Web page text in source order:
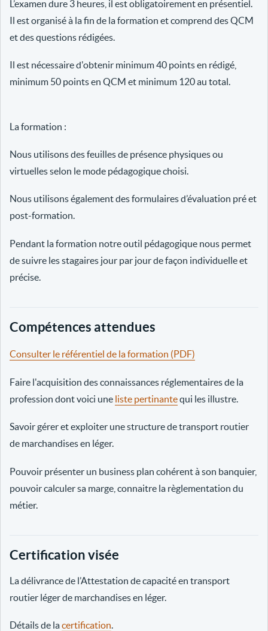
L’examen dure 3 heures, il est obligatoirement en présentiel.
Il est organisé à la fin de la formation et comprend des QCM
et des questions rédigées.
Il est nécessaire d'obtenir minimum 40 points en rédigé,
minimum 50 points en QCM et minimum 120 au total.
La formation :
Nous utilisons des feuilles de présence physiques ou
virtuelles selon le mode pédagogique choisi.
Nous utilisons également des formulaires d’évaluation pré et
post-formation.
Pendant la formation notre outil pédagogique nous permet
de suivre les stagaires jour par jour de façon individuelle et
précise.
Compétences attendues
Consulter le référentiel de la formation (PDF)
Faire l'acquisition des connaissances réglementaires de la
profession dont voici une liste pertinantequi les illustre.
Savoir gérer et exploiter une structure de transport routier
de marchandises en léger.
Pouvoir présenter un business plan cohérent à son banquier,
pouvoir calculer sa marge, connaitre la règlementation du
métier.
Certification visée
La délivrance de l’Attestation de capacité en transport
routier léger de marchandises en léger.
Détails de lacertification.